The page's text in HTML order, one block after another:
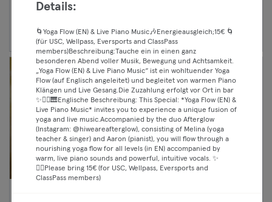
Details:
🌀Yoga Flow (EN) & Live Piano Music🎶Energieausgleich;15€ 🌀
(für USC, Wellpass, Eversports and ClassPass
members)Beschreibung:Tauche ein in einen ganz
besonderen Abend voller Musik, Bewegung und Achtsamkeit.
„Yoga Flow (EN) & Live Piano Music“ ist ein wohltuender Yoga
Flow (auf Englisch angeleitet) und begleitet von warmen Piano
Klängen und Live Gesang.Die Zuzahlung erfolgt vor Ort in bar
✨🧘‍♀️🎹Englische Beschreibung: This Special: *Yoga Flow (EN) &
Live Piano Music* invites you to experience a unique fusion of
yoga and live music.Accompanied by the duo Afterglow
(Instagram: @hiweareafterglow), consisting of Melina (yoga
teacher & singer) and Aaron (pianist), you will flow through a
nourishing yoga flow for all levels (in EN) accompanied by
warm, live piano sounds and powerful, intuitive vocals. ✨
🧘‍♀️Please bring 15€ (for USC, Wellpass, Eversports and
ClassPass members)